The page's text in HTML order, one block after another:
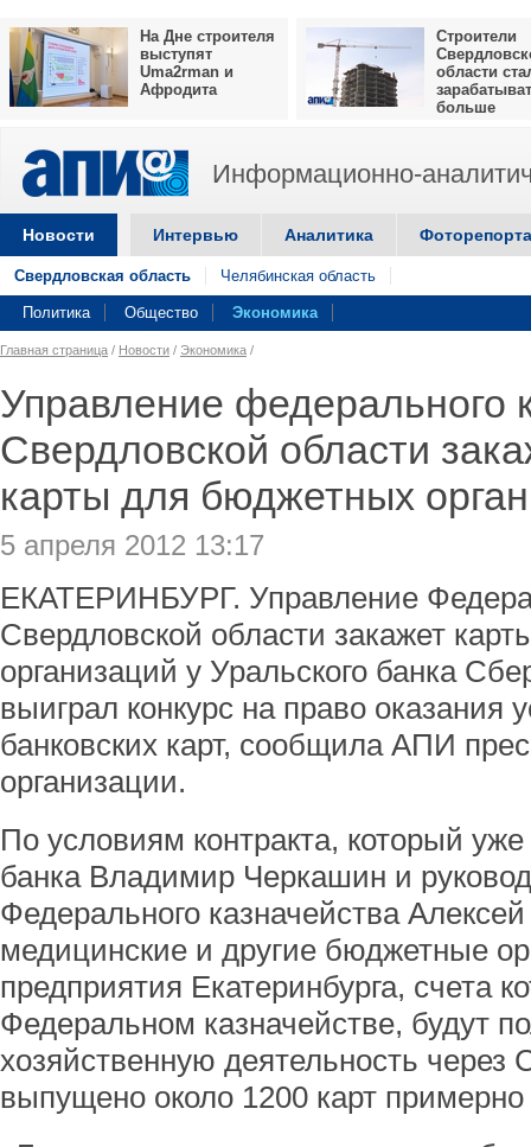
На Дне строителя
выступят
Uma2rman и
Афродита
Строители
области
больше
Информационно-
Новости Интервью Аналитика
Свердловская область Челябинская область
Политика Общество Экономика
Главная страница / Новости / Экономика /
Управление федерального
Свердловской области
карты для бюджетных
5 апреля 2012 13:17
ЕКАТЕРИНБУРГ. Управление
Свердловской области закажет
организаций у Уральского банка
выиграл конкурс на право оказания
банковских карт, сообщила АПИ
организации.
По условиям контракта, который
банка Владимир Черкашин и
Федерального казначейства
медицинские и другие бюджетные
предприятия Екатеринбурга, счета
Федеральном казначействе, будут
хозяйственную деятельность через
выпущено около 1200 карт